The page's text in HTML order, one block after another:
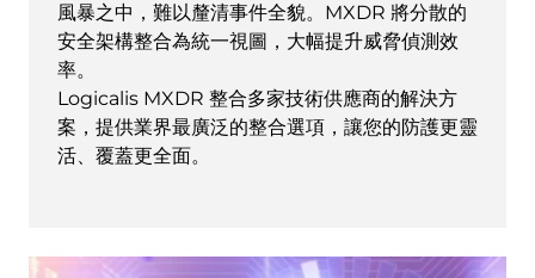
風暴之中，難以釐清事件全貌。MXDR 將分散的
安全架構整合為統一視圖，大幅提升威脅偵測效
率。
Logicalis MXDR 整合多家技術供應商的解決方
案，提供業界最廣泛的整合選項，讓您的防護更靈
活、覆蓋更全面。